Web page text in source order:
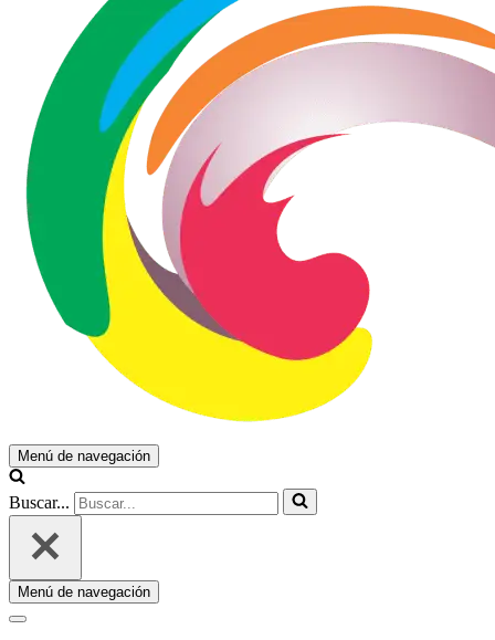
Menú de navegación
Buscar...
Menú de navegación